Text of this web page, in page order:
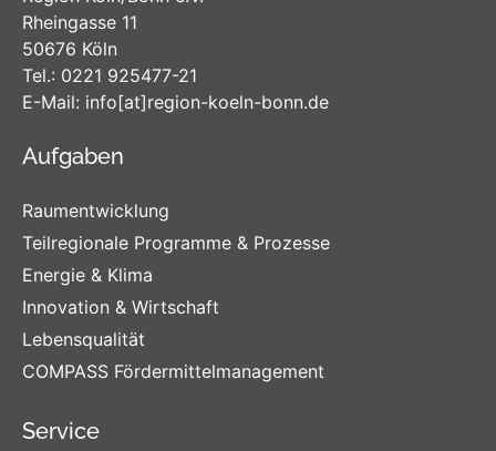
Rheingasse 11
50676 Köln
Tel.: 0221 925477-21
E-Mail: info[at]region-koeln-bonn.de
Aufgaben
Raumentwicklung
Teilregionale Programme & Prozesse
Energie & Klima
Innovation & Wirtschaft
Lebensqualität
COMPASS Fördermittelmanagement
Service